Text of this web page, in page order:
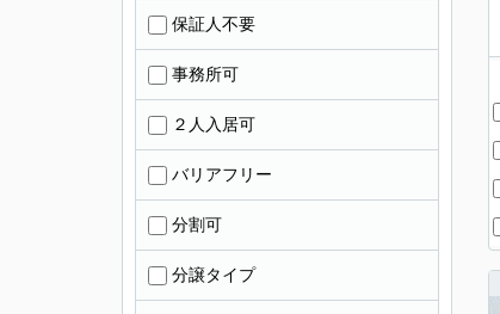
保証人不要
事務所可
２人入居可
バリアフリー
分割可
分譲タイプ